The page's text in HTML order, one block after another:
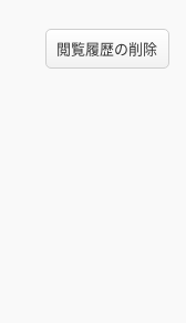
閲覧履歴の削除